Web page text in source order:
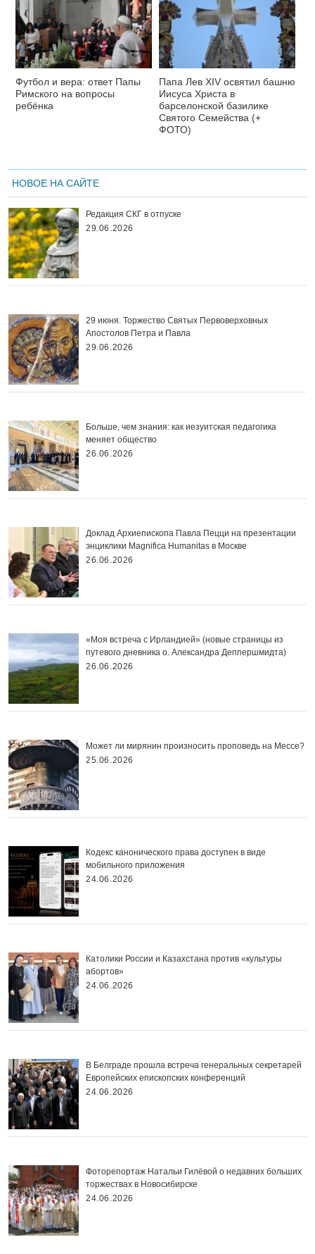
Футбол и вера: ответ Папы
Римского на вопросы
ребёнка
Папа Лев XIV освятил башню
Иисуса Христа в
барселонской базилике
Святого Семейства (+
ФОТО)
НОВОЕ НА САЙТЕ
Редакция СКГ в отпуске
29.06.2026
29 июня. Торжество Святых Первоверховных
Апостолов Петра и Павла
29.06.2026
Больше, чем знания: как иезуитская педагогика
меняет общество
26.06.2026
Доклад Архиепископа Павла Пецци на презентации
энциклики Magnifica Нumanitas в Москве
26.06.2026
«Моя встреча с Ирландией» (новые страницы из
путевого дневника о. Александра Деппершмидта)
26.06.2026
Может ли мирянин произносить проповедь на Мессе?
25.06.2026
Кодекс канонического права доступен в виде
мобильного приложения
24.06.2026
Католики России и Казахстана против «культуры
абортов»
24.06.2026
В Белграде прошла встреча генеральных секретарей
Европейских епископских конференций
24.06.2026
Фоторепортаж Натальи Гилёвой о недавних больших
торжествах в Новосибирске
24.06.2026